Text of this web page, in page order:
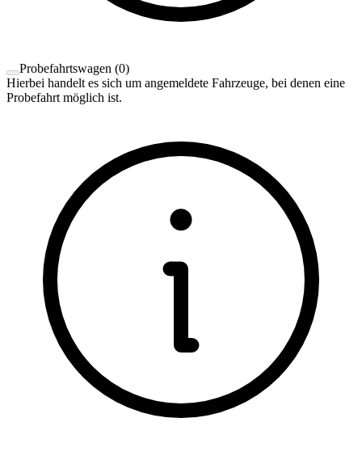
Probefahrtswagen (0)
Hierbei handelt es sich um angemeldete Fahrzeuge, bei denen eine
Probefahrt möglich ist.